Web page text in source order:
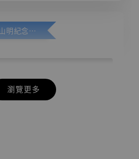
加購優惠【悟空 鳥山明紀念款 [奇蹟工作室]】
瀏覽更多